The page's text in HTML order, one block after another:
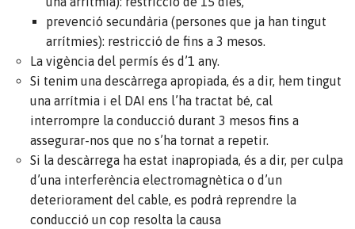
prevenció secundària (persones que ja han tingut
arrítmies): restricció de fins a 3 mesos.
La vigència del permís és d’1 any.
Si tenim una descàrrega apropiada, és a dir, hem tingut
una arrítmia i el DAI ens l’ha tractat bé, cal
interrompre la conducció durant 3 mesos fins a
assegurar-nos que no s’ha tornat a repetir.
Si la descàrrega ha estat inapropiada, és a dir, per culpa
d’una interferència electromagnètica o d’un
deteriorament del cable, es podrà reprendre la
conducció un cop resolta la causa